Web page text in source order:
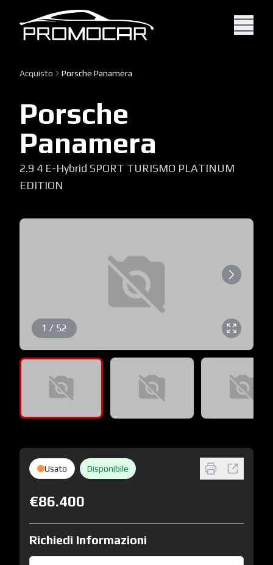
Acquisto Porsche Panamera
Porsche
Panamera
2.9 4 E-Hybrid SPORT TURISMO PLATINUM
EDITION
1 / 52
Usato Disponibile
€86.400
Richiedi Informazioni